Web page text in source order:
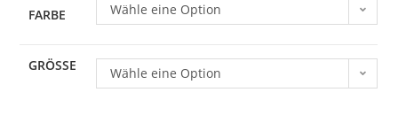
FARBE Wähle eine Option
GRÖSSE Wähle eine Option